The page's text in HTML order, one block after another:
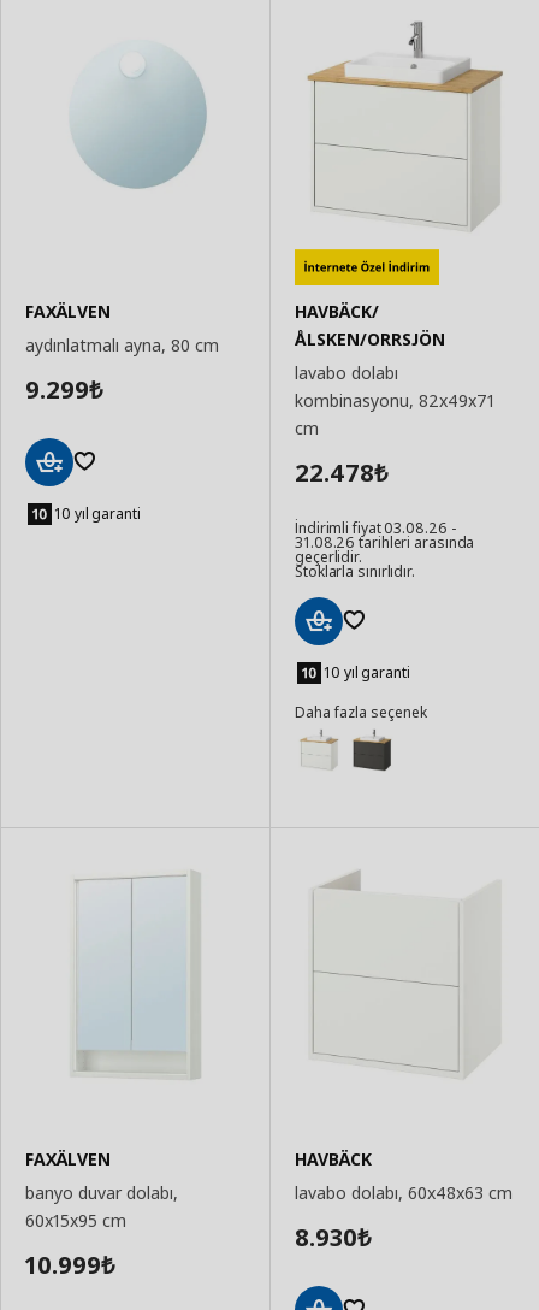
FAXÄLVEN
aydınlatmalı ayna, 80 cm
9.299₺
Ekle 10 yıl garanti
HAVBÄCK/
ÅLSKEN/ORRSJÖN
lavabo dolabı
kombinasyonu, 82x49x71
cm
22.478₺
İndirimli fiyat 03.08.26 -
31.08.26 tarihleri arasında
geçerlidir.
Stoklarla sınırlıdır.
Ekle 10 yıl garanti
Daha fazla seçenek
FAXÄLVEN
banyo duvar dolabı,
60x15x95 cm
10.999₺
HAVBÄCK
lavabo dolabı, 60x48x63 cm
8.930₺